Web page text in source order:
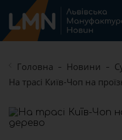
Головна Новини
На трасі Київ-Чоп на